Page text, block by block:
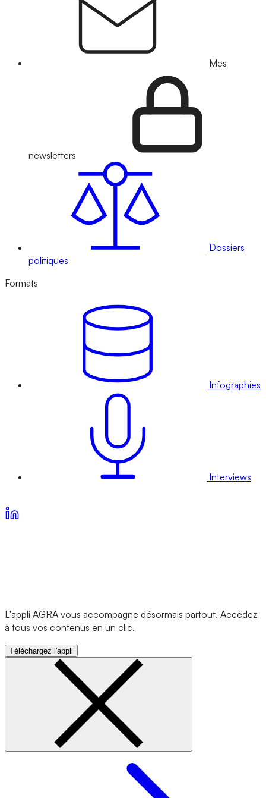
Mes
newsletters
Dossiers
politiques
Formats
Infographies
Interviews
L'appli AGRA vous accompagne désormais partout. Accédez
à tous vos contenus en un clic.
Téléchargez l'appli